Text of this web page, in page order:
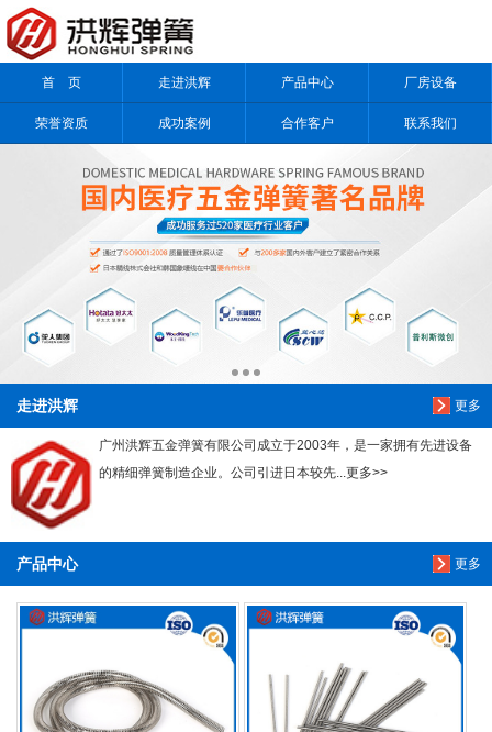
首 页 走进洪辉 产品中心 厂房设备
荣誉资质 成功案例 合作客户 联系我们
更多
走进洪辉
广州洪辉五金弹簧有限公司成立于2003年，是一家拥有先进设备
的精细弹簧制造企业。公司引进日本较先...更多>>
更多
产品中心
搜索